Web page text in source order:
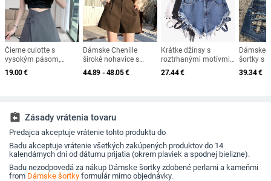
Čierne culotte s
vysokým pásom,
A‑linia pre ženy, leto,
postava hruška,
19.00€
Dámske Chenille
široké nohavice s
vysokým pásom, strih
A, voľný strih, pre
44.89 - 48.05€
Krátke džínsy s
roztrhanými motívmi,
ramienkami a
kovovou kockou
27.44€
Dámske
šortky s
vreckami
stredný
39.34€
assignment_return Zásady vrátenia tovaru
Predajca akceptuje vrátenie tohto produktu do
Badu akceptuje vrátenie všetkých zakúpených produktov do 14
kalendárnych dní od dátumu prijatia (okrem plaviek a spodnej bielizne).
Badu nezodpovedá za nákup Dámske šortky zdobené perlami a kameňmi
from Dámske šortky formulár mimo objednávky.